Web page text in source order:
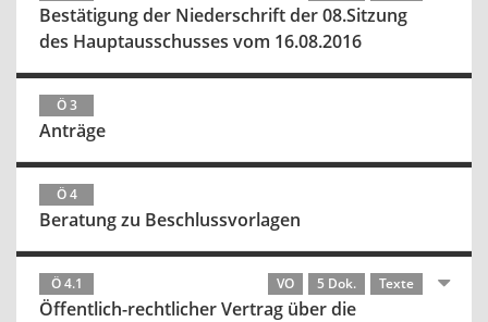
Bestätigung der Niederschrift der 08.Sitzung
des Hauptausschusses vom 16.08.2016
Ö 3
Anträge
Ö 4
Beratung zu Beschlussvorlagen
Ö 4.1 VO 5 Dok. Texte
Öffentlich-rechtlicher Vertrag über die